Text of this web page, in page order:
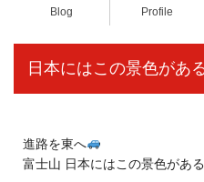
Blog Profile
日本にはこの景色があ
進路を東へ
富士山 日本にはこの景色があ